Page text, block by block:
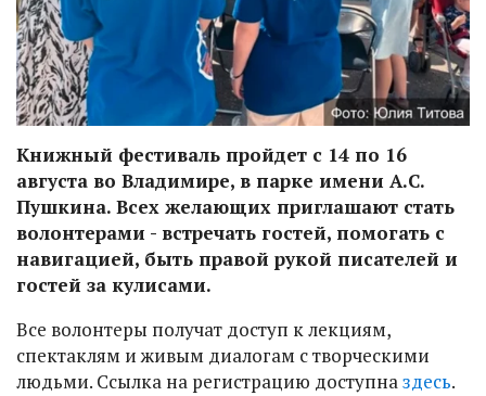
Книжный фестиваль пройдет с 14 по 16
августа во Владимире, в парке имени А.С.
Пушкина. Всех желающих приглашают стать
волонтерами - встречать гостей, помогать с
навигацией, быть правой рукой писателей и
гостей за кулисами.
Все волонтеры получат доступ к лекциям,
спектаклям и живым диалогам с творческими
людьми. Ссылка на регистрацию доступназдесь.